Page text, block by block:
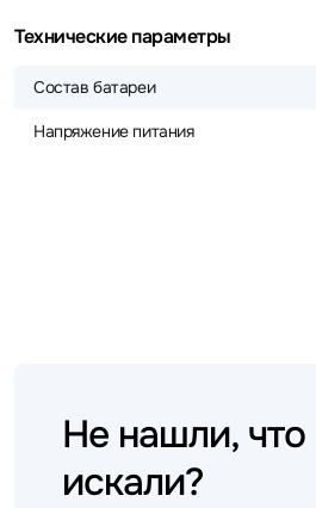
Технические параметры
Состав батареи
Напряжение питания
Не нашли, что
искали?